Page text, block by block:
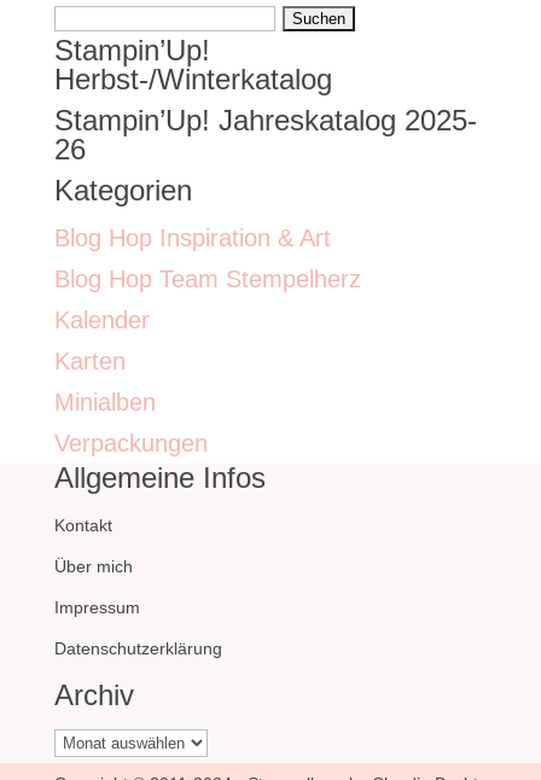
Suchen
nach:
Stampin’Up!
Herbst-/Winterkatalog
Stampin’Up! Jahreskatalog 2025-
26
Kategorien
Blog Hop Inspiration & Art
Blog Hop Team Stempelherz
Kalender
Karten
Minialben
Verpackungen
Allgemeine Infos
Kontakt
Über mich
Impressum
Datenschutzerklärung
Archiv
Archiv